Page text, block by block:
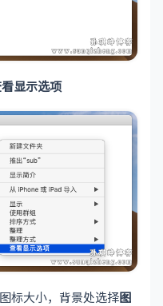
显示选项
标大小，背景处选择图